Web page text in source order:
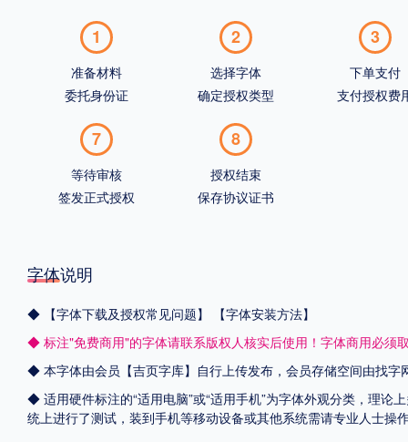
1
准备材料
委托身份证
2
选择字体
确定授权类型
3
下单支付
支付授权费
7
等待审核
签发正式授权
8
授权结束
保存协议证书
字体说明
◆ 【字体下载及授权常见问题】
【字体安装方法】
◆ 标注"免费商用"的字体请联系版权人核实后使用！字体商用必须
◆ 本字体由会员【吉页字库】自行上传发布，会员存储空间由找
◆ 适用硬件标注的“适用电脑”或“适用手机”为字体外观分类，理论
统上进行了测试，装到手机等移动设备或其他系统需请专业人士